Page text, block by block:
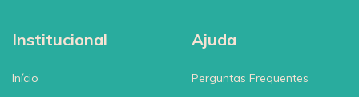
Institucional
Início
Ajuda
Perguntas Frequentes